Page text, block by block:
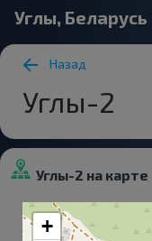
Углы, Беларусь
Назад
Углы-2
Углы-2 на карте
+